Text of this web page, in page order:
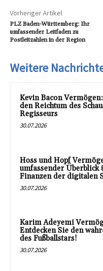
Vorheriger Artikel
PLZ Baden-Württemberg: Ihr
umfassender Leitfaden zu
Postleitzahlen in der Region
Weitere
Kevin Bacon
den Reichtum des
Regisseurs
30.07.2026
Hoss und Hopf
umfassender Überblick
Finanzen der digitalen
30.07.2026
Karim Adeyemi
Entdecken Sie den
des Fußballstars!
30.07.2026